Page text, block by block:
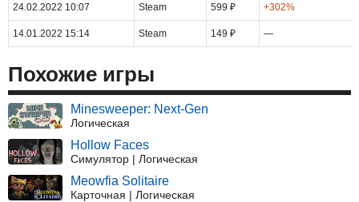
24.02.2022 10:07 Steam 599 ₽ +302%
14.01.2022 15:14 Steam 149 ₽ —
Похожие игры
Minesweeper: Next-Gen
Логическая
Hollow Faces
Симулятор | Логическая
Meowfia Solitaire
Карточная | Логическая